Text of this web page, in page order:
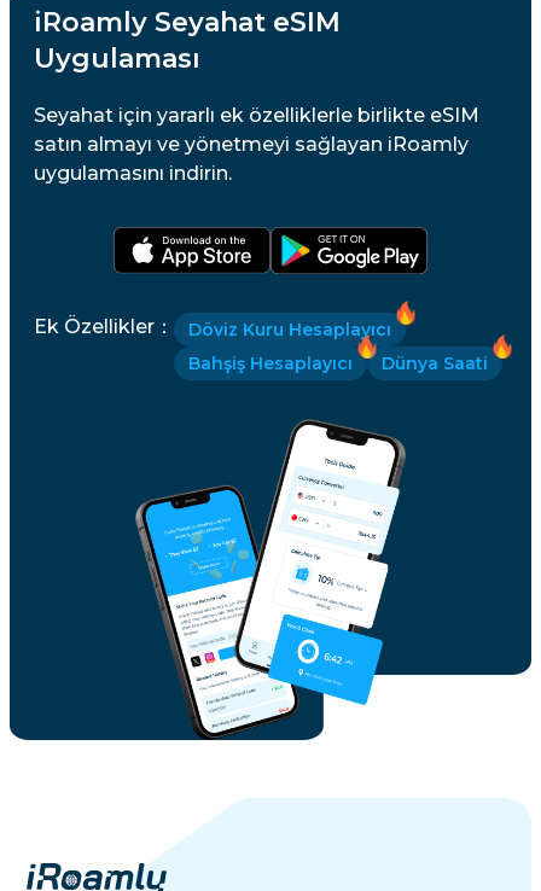
iRoamly Seyahat eSIM
Uygulaması
Seyahat için yararlı ek özelliklerle birlikte eSIM
satın almayı ve yönetmeyi sağlayan iRoamly
uygulamasını indirin.
Ek Özellikler ：
Döviz Kuru Hesaplayıcı
Bahşiş Hesaplayıcı
Dünya Saati